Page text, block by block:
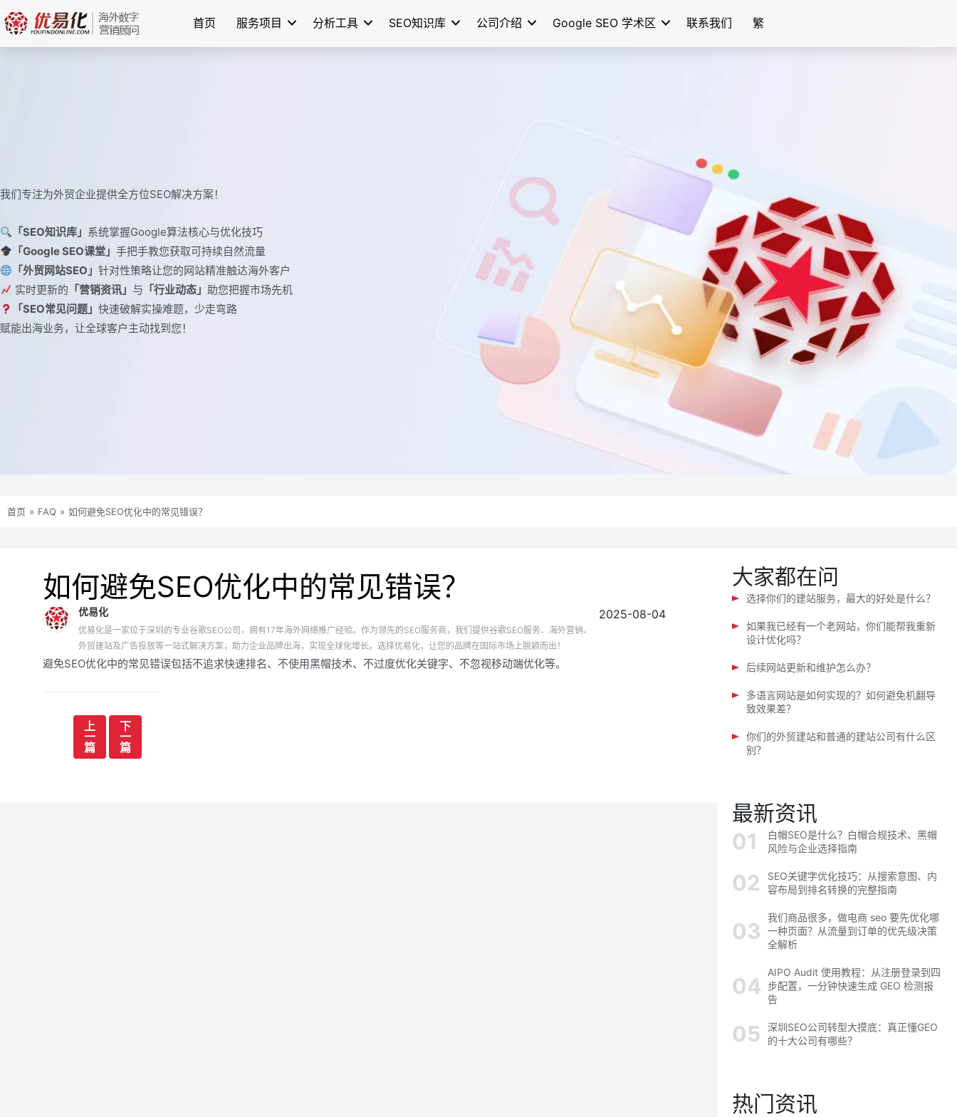
至
内
首页 服务项目 分析工具 SEO知识库 公司介绍 Google SEO 学术区 联系我们 繁
我们专注为外贸企业提供全方位SEO解决方案！
「SEO知识库」 系统掌握Google算法核心与优化技巧
「Google SEO课堂」手把手教您获取可持续自然流量
「外贸网站SEO」针对性策略让您的网站精准触达海外客户
实时更新的 「营销资讯」与 「行业动态」助您把握市场先机
「SEO常见问题」快速破解实操难题，少走弯路
赋能出海业务，让全球客户主动找到您！
首页 » FAQ » 如何避免SEO优化中的常见错误？
如何避免SEO优化中的常见错误？
优易化
优易化是一家位于深圳的专业谷歌SEO公司，拥有17年海外网络推广经验。作为领先的SEO服务商，我们提供谷歌SEO服务、海外营销、
外贸建站及广告投放等一站式解决方案，助力企业品牌出海，实现全球化增长。选择优易化，让您的品牌在国际市场上脱颖而出！
2025-08-04
避免SEO优化中的常见错误包括不追求快速排名、不使用黑帽技术、不过度优化关键字、不忽视移动端优化等。
上
一
篇
下
一
篇
大家都在问
选择你们的建站服务，最大的好处是什么？
如果我已经有一个老网站，你们能帮我重新
设计优化吗？
后续网站更新和维护怎么办？
多语言网站是如何实现的？如何避免机翻导
致效果差？
你们的外贸建站和普通的建站公司有什么区
别？
最新资讯
白帽SEO是什么？白帽合规技术、黑帽
风险与企业选择指南
SEO关键字优化技巧：从搜索意图、内
容布局到排名转换的完整指南
我们商品很多，做电商 seo 要先优化哪
一种页面？从流量到订单的优先级决策
全解析
AIPO Audit 使用教程：从注册登录到四
步配置，一分钟快速生成 GEO 检测报
告
深圳SEO公司转型大摸底：真正懂GEO
的十大公司有哪些？
热门资讯